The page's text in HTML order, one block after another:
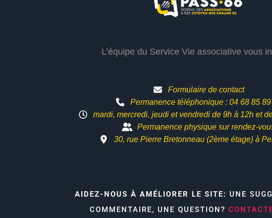
L’équipe du Service Vie associative vous
Formulaire de contact
Permanence téléphonique : 04 68 85
mardi, mercredi, jeudi et vendredi de 9h à 12h et
Permanence physique sur rendez-
30, rue Pierre Bretonneau (2ème étage) à
AIDEZ-NOUS À AMÉLIORER LE SITE: UNE
COMMENTAIRE, UNE QUESTION?